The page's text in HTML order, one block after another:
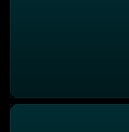
Mein Lokal, Dein Lokal -